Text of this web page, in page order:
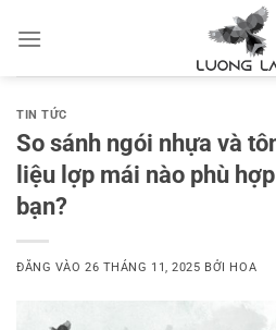
qua
TIN TỨC
So sánh ngói nhựa và
liệu lợp mái nào phù
bạn?
ĐĂNG VÀO26 THÁNG 11, 2025 BỞI HOA